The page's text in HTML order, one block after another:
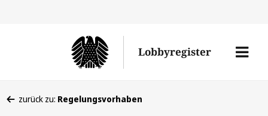
Lobbyregister
Menü
befinden
zurück zu: Regelungsvorhaben